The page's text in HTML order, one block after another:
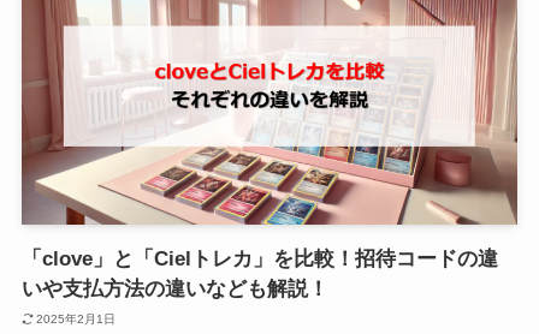
「clove」と「Cielトレカ」を比較！招待コードの違
いや支払方法の違いなども解説！
2025年2月1日